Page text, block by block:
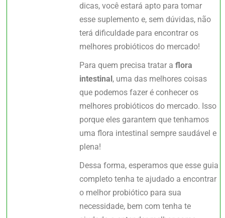
dicas, você estará apto para tomar
esse suplemento e, sem dúvidas, não
terá dificuldade para encontrar os
melhores probióticos do mercado!
Para quem precisa tratar aflora
intestinal, uma das melhores coisas
que podemos fazer é conhecer os
melhores probióticos do mercado. Isso
porque eles garantem que tenhamos
uma flora intestinal sempre saudável e
plena!
Dessa forma, esperamos que esse guia
completo tenha te ajudado a encontrar
o melhor probiótico para sua
necessidade, bem com tenha te